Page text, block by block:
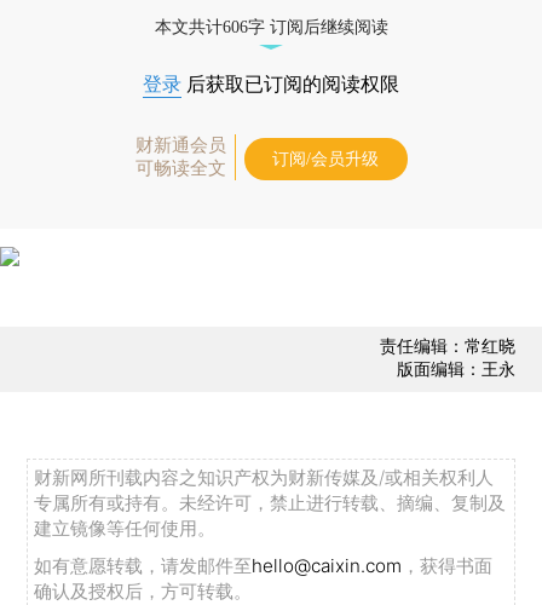
本文共计606字 订阅后继续阅读
登录 后获取已订阅的阅读权限
财新通会员
可畅读全文
订阅/会员升级
责任编辑：常红晓
版面编辑：王永
财新网所刊载内容之知识产权为财新传媒及/或相关权利人
专属所有或持有。未经许可，禁止进行转载、摘编、复制及
建立镜像等任何使用。
如有意愿转载，请发邮件至hello@caixin.com ，获得书面
确认及授权后，方可转载。